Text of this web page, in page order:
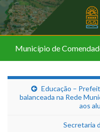
Município de
Educação –
balanceada na Rede
aos
Secretaria